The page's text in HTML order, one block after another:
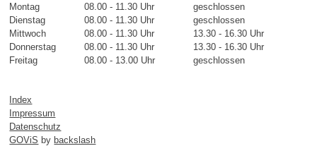
Montag
08.00 - 11.30 Uhr
geschlossen
Dienstag
08.00 - 11.30 Uhr
geschlossen
Mittwoch
08.00 - 11.30 Uhr
13.30 - 16.30 Uhr
Donnerstag
08.00 - 11.30 Uhr
13.30 - 16.30 Uhr
Freitag
08.00 - 13.00 Uhr geschlossen
Index
Impressum
Datenschutz
GOViS bybackslash